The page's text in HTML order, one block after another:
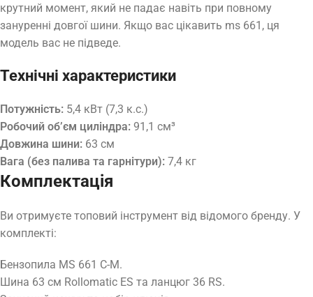
крутний момент, який не падає навіть при повному
зануренні довгої шини. Якщо вас цікавить ms 661, ця
модель вас не підведе.
Технічні характеристики
Потужність: 5,4 кВт (7,3 к.с.)
Робочий об’єм циліндра: 91,1 см³
Довжина шини: 63 см
Вага (без палива та гарнітури): 7,4 кг
Комплектація
Ви отримуєте топовий інструмент від відомого бренду. У
комплекті:
Бензопила MS 661 C-M.
Шина 63 см Rollomatic ES та ланцюг 36 RS.